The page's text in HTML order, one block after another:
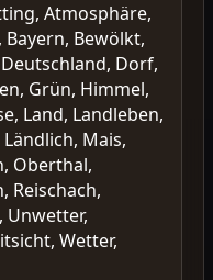
Atmosphäre,
Bewölkt,
Dorf,
Grün, Himmel,
Land, Landleben,
Mais,
Oberthal,
Reischach,
Unwetter,
Wetter,